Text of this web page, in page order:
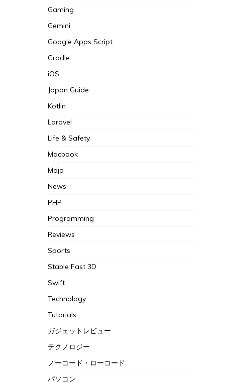
Gaming
Gemini
Google Apps Script
Gradle
iOS
Japan Guide
Kotlin
Laravel
Life & Safety
Macbook
Mojo
News
PHP
Programming
Reviews
Sports
Stable Fast 3D
Swift
Technology
Tutorials
ガジェットレビュー
テクノロジー
ノーコード・ローコード
パソコン